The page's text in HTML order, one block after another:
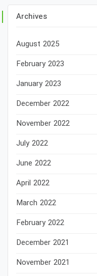
Archives
August 2025
February 2023
January 2023
December 2022
November 2022
July 2022
June 2022
April 2022
March 2022
February 2022
December 2021
November 2021